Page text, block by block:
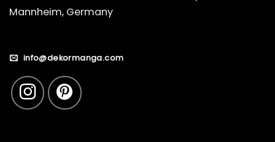
Mannheim, Germany
info@dekormanga.com